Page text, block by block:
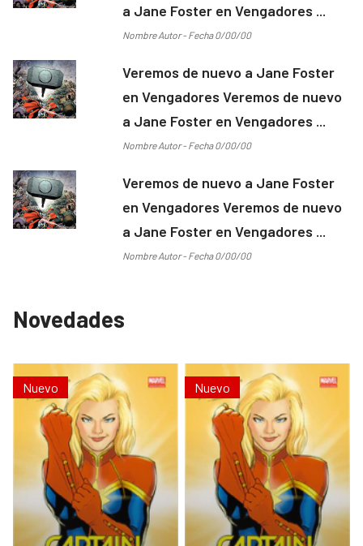
a Jane Foster en Vengadores ...
Nombre Autor - Fecha 0/00/00
Veremos de nuevo a Jane Foster
en Vengadores Veremos de nuevo
a Jane Foster en Vengadores ...
Nombre Autor - Fecha 0/00/00
Veremos de nuevo a Jane Foster
en Vengadores Veremos de nuevo
a Jane Foster en Vengadores ...
Nombre Autor - Fecha 0/00/00
Novedades
Nuevo Nuevo